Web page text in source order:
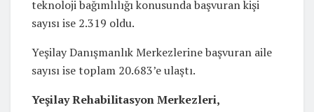
teknoloji bağımlılığı konusunda başvuran kişi
sayısı ise 2.319 oldu.
Yeşilay Danışmanlık Merkezlerine başvuran aile
sayısı ise toplam 20.683’e ulaştı.
Yeşilay Rehabilitasyon Merkezleri,